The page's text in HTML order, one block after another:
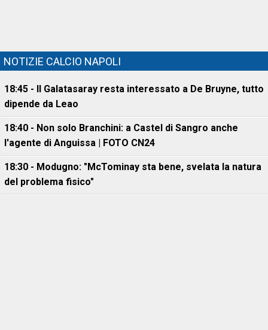
NOTIZIE CALCIO NAPOLI
18:45 - Il Galatasaray resta interessato a De Bruyne, tutto
dipende da Leao
18:40 - Non solo Branchini: a Castel di Sangro anche
l'agente di Anguissa | FOTO CN24
18:30 - Modugno: "McTominay sta bene, svelata la natura
del problema fisico"